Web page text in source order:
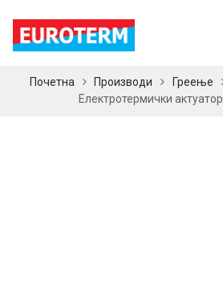
Почетна Производи Греење
Електротермички